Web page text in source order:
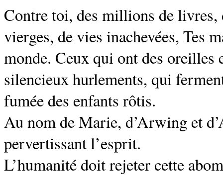
Contre toi, des millions de livres,
vierges, de vies inachevées, Tes
monde. Ceux qui ont des oreilles
silencieux hurlements, qui
fumée des enfants rôtis.
Au nom de Marie, d’Arwing et
pervertissant l’esprit.
L’humanité doit rejeter cette